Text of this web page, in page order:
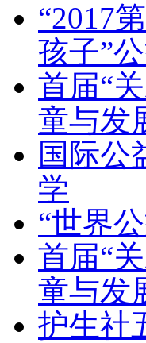
“2017
孩子”
首届“
童与发
国际公
学
“世界
首届“
童与发
护生社